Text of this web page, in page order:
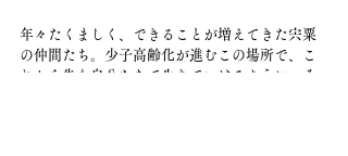
年々たくましく、できることが増えてきた宍粟
の仲間たち。少子高齢化が進むこの場所で、こ
れから先も自分たちで生きていけるように。そ